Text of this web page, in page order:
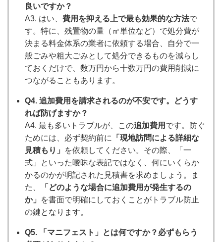
良いですか？
A3. はい、 費用を抑える上で最も効果的な方法で
す。特に、残置物の量（㎥単位など）で処分費が
決まる料金体系の業者に依頼する場合、自分で一
般ごみや粗大ごみとして処分できるものを減らし
ておくだけで、数万円から十数万円の費用削減に
つながることもあります。
Q4. 追加費用を請求されるのが不安です。どうす
れば防げますか？
A4. 最も多いトラブルが、この追加費用 です。防ぐ
ためには、必ず契約前に
「現地訪問による詳細な
見積もり」
を依頼してください。その際、「一
式」といった曖昧な表記ではなく、何にいくらか
かるのかが明記された見積書を求めましょう。ま
た、
「どのような場合に追加費用が発生するの
か」
を書面で明確にしておくことがトラブル防止
の鍵となります。
Q5. 「マニフェスト」とは何ですか？必ずもらう